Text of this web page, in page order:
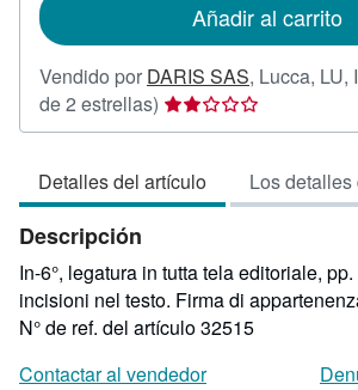
envío
Añadir al carrito
Vendido por DARIS SAS, Lucca, LU,
de 2 estrellas) Calificación
del
2
de
estrellas
Detalles del artículo Los
Descripción
In-6°, legatura in tutta tela editoriale,
incisioni nel testo. Firma di
N° de ref. del artículo 32515
Contactar al vendedor